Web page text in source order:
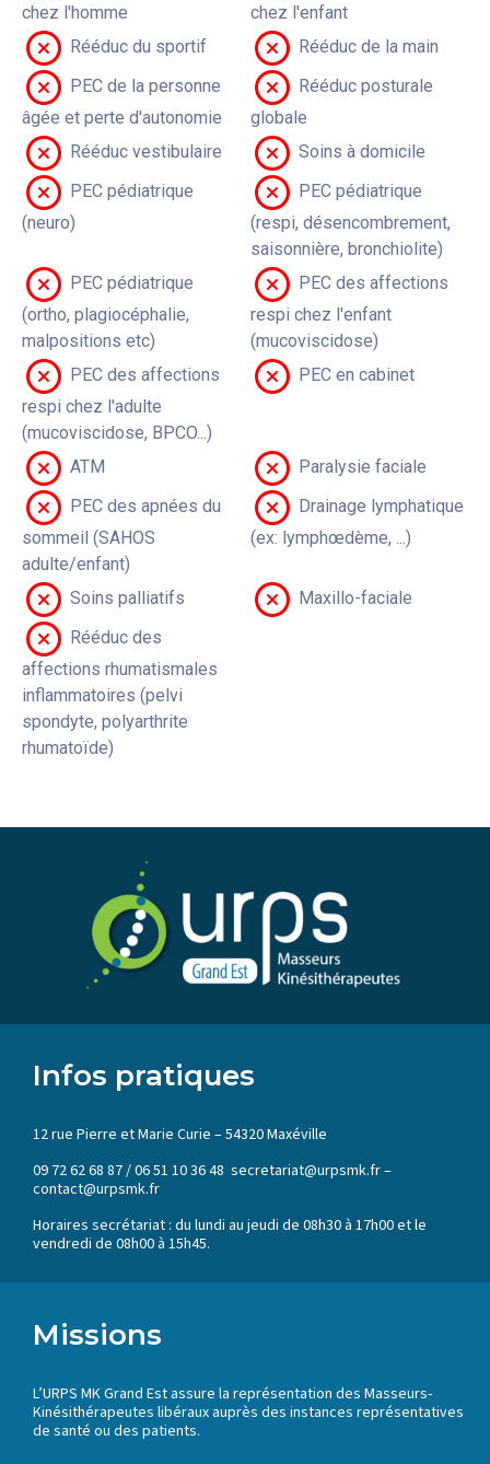
chez l'homme
chez l'enfant
Rééduc du sportif
Rééduc de la main
PEC de la personne
âgée et perte d'autonomie
Rééduc posturale
globale
Rééduc vestibulaire
Soins à domicile
PEC pédiatrique
(neuro)
PEC pédiatrique
(respi, désencombrement,
saisonnière, bronchiolite)
PEC pédiatrique
(ortho, plagiocéphalie,
malpositions etc)
PEC des affections
respi chez l'enfant
(mucoviscidose)
PEC des affections
respi chez l'adulte
(mucoviscidose, BPCO...)
PEC en cabinet
ATM
Paralysie faciale
PEC des apnées du
sommeil (SAHOS
adulte/enfant)
Drainage lymphatique
(ex: lymphœdème, ...)
Soins palliatifs
Maxillo-faciale
Rééduc des
affections rhumatismales
inflammatoires (pelvi
spondyte, polyarthrite
rhumatoïde)
Infos pratiques
12 rue Pierre et Marie Curie – 54320 Maxéville
09 72 62 68 87 / 06 51 10 36 48 secretariat@urpsmk.fr –
contact@urpsmk.fr
Horaires secrétariat : du lundi au jeudi de 08h30 à 17h00 et le
vendredi de 08h00 à 15h45.
Missions
L’URPS MK Grand Est assure la représentation des Masseurs-
Kinésithérapeutes libéraux auprès des instances représentatives
de santé ou des patients.